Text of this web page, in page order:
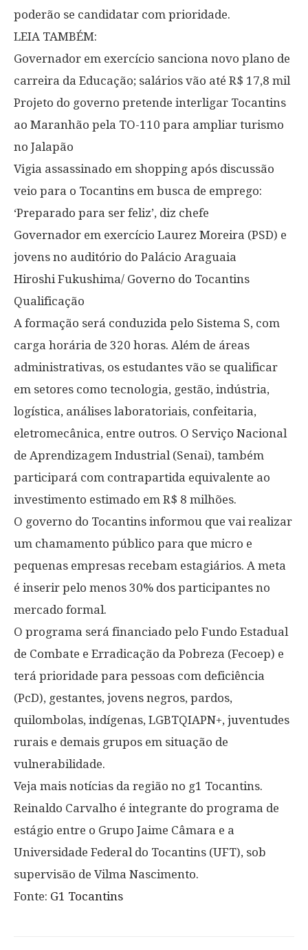
poderão se candidatar com prioridade.
LEIA TAMBÉM:
Governador em exercício sanciona novo plano de
carreira da Educação; salários vão até R$ 17,8 mil
Projeto do governo pretende interligar Tocantins
ao Maranhão pela TO-110 para ampliar turismo
no Jalapão
Vigia assassinado em shopping após discussão
veio para o Tocantins em busca de emprego:
‘Preparado para ser feliz’, diz chefe
Governador em exercício Laurez Moreira (PSD) e
jovens no auditório do Palácio Araguaia
Hiroshi Fukushima/ Governo do Tocantins
Qualificação
A formação será conduzida pelo Sistema S, com
carga horária de 320 horas. Além de áreas
administrativas, os estudantes vão se qualificar
em setores como tecnologia, gestão, indústria,
logística, análises laboratoriais, confeitaria,
eletromecânica, entre outros. O Serviço Nacional
de Aprendizagem Industrial (Senai), também
participará com contrapartida equivalente ao
investimento estimado em R$ 8 milhões.
O governo do Tocantins informou que vai realizar
um chamamento público para que micro e
pequenas empresas recebam estagiários. A meta
é inserir pelo menos 30% dos participantes no
mercado formal.
O programa será financiado pelo Fundo Estadual
de Combate e Erradicação da Pobreza (Fecoep) e
terá prioridade para pessoas com deficiência
(PcD), gestantes, jovens negros, pardos,
quilombolas, indígenas, LGBTQIAPN+, juventudes
rurais e demais grupos em situação de
vulnerabilidade.
Veja mais notícias da região no g1 Tocantins.
Reinaldo Carvalho é integrante do programa de
estágio entre o Grupo Jaime Câmara e a
Universidade Federal do Tocantins (UFT), sob
supervisão de Vilma Nascimento.
Fonte: G1 Tocantins